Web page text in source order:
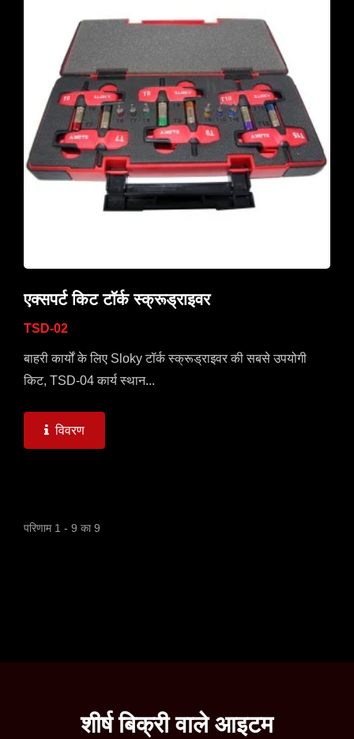
एक्सपर्ट किट टॉर्क स्क्रूड्राइवर
TSD-02
बाहरी कार्यों के लिए Sloky टॉर्क स्क्रूड्राइवर की सबसे उपयोगी
किट, TSD-04 कार्य स्थान...
विवरण
परिणाम 1 - 9 का 9
शीर्ष बिक्री वाले आइटम